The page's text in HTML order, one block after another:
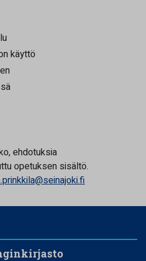
käyttö
ehdotuksia
opetuksen sisältö.